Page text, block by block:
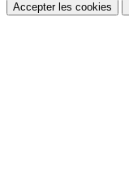
Accepter les cookies